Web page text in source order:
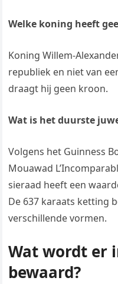
Welke koning heeft
Koning Willem-
republiek en niet van
draagt hij geen kroon.
Wat is het duurste
Volgens het Guinness
Mouawad
sieraad heeft een
De 637 karaats ketting
verschillende vormen.
Wat wordt er
bewaard?